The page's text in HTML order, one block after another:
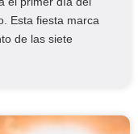
Esta fiesta marca
de las siete